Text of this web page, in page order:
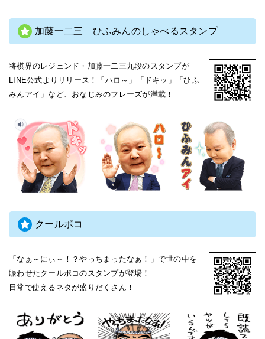
加藤一二三 ひふみんのしゃべるスタンプ
将棋界のレジェンド・加藤一二三九段のスタンプが
LINE公式よりリリース！「ハロ～」「ドキッ」「ひふ
みんアイ」など、おなじみのフレーズが満載！
クールポコ
「なぁ～にぃ～！？やっちまったなぁ！」で世の中を
賑わせたクールポコのスタンプが登場！
日常で使えるネタが盛りだくさん！